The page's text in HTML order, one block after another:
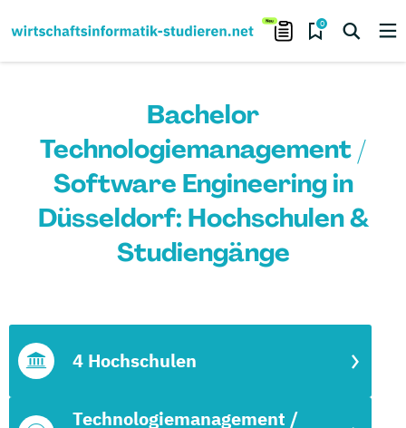
0
Bachelor
Technologiemanagement /
Software Engineering in
Düsseldorf: Hochschulen &
Studiengänge
Technologiemanagement /
4 Hochschulen